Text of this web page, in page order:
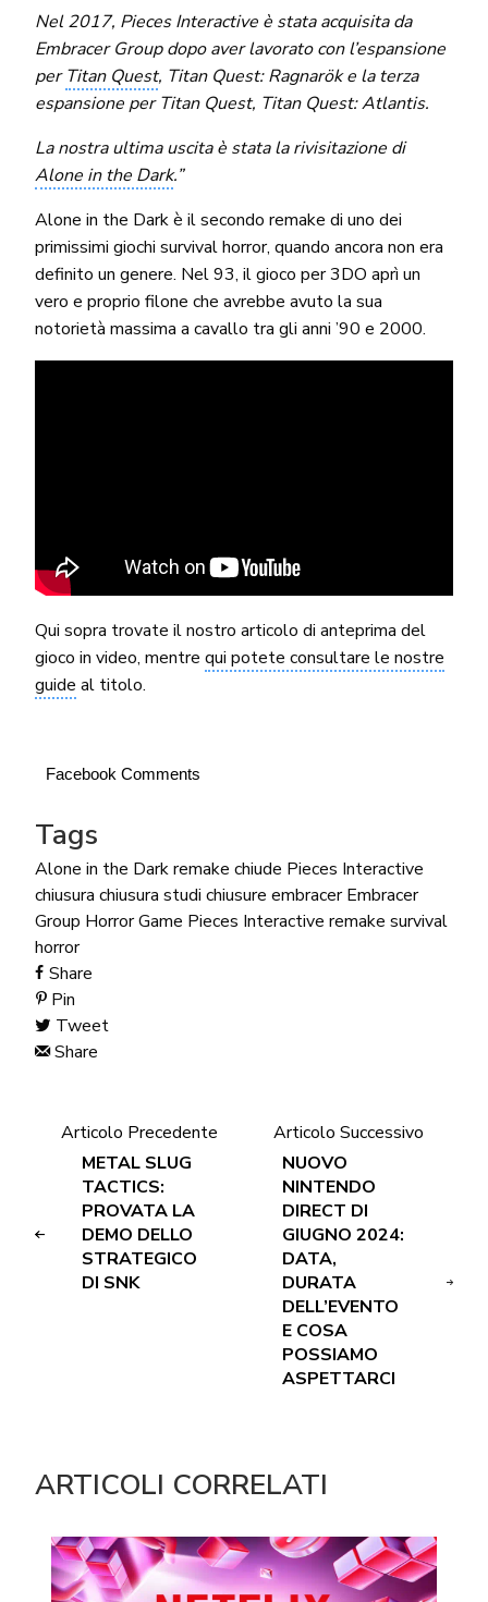
Nel 2017, Pieces Interactive è stata acquisita da
Embracer Group dopo aver lavorato con l’espansione
perTitan Quest, Titan Quest: Ragnarök e la terza
espansione per Titan Quest, Titan Quest: Atlantis.
La nostra ultima uscita è stata la rivisitazione di
Alone in the Dark.”
Alone in the Dark è il secondo remake di uno dei
primissimi giochi survival horror, quando ancora non era
definito un genere. Nel 93, il gioco per 3DO aprì un
vero e proprio filone che avrebbe avuto la sua
notorietà massima a cavallo tra gli anni ’90 e 2000.
Qui sopra trovate il nostro articolo di anteprima del
gioco in video, mentrequi potete consultare le nostre
guide al titolo.
Facebook Comments
Tags
Alone in the Dark remake chiude Pieces Interactive
chiusura chiusura studi chiusure embracer Embracer
Group Horror Game Pieces Interactive remake survival
horror
Share
Pin
Tweet
Share
Articolo Precedente
METAL SLUG
TACTICS:
PROVATA LA
DEMO DELLO
STRATEGICO
DI SNK
Articolo Successivo
NUOVO
NINTENDO
DIRECT DI
GIUGNO 2024:
DATA,
DURATA
DELL’EVENTO
E COSA
POSSIAMO
ASPETTARCI
ARTICOLI CORRELATI